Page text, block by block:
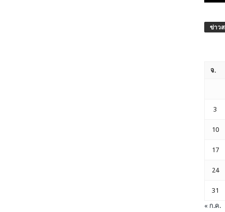
ข่าว
จ.
3
10
17
24
31
« ก.ค.